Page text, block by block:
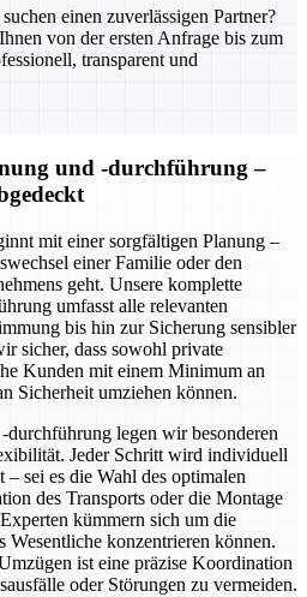
einen zuverlässigen Partner?
von der ersten Anfrage bis zum
transparent und
und -durchführung –
mit einer sorgfältigen Planung –
einer Familie oder den
geht. Unsere komplette
umfasst alle relevanten
bis hin zur Sicherung sensibler
sicher, dass sowohl private
Kunden mit einem Minimum an
Sicherheit umziehen können.
legen wir besonderen
Jeder Schritt wird individuell
– sei es die Wahl des optimalen
des Transports oder die Montage
kümmern sich um die
Wesentliche konzentrieren können.
ist eine präzise Koordination
oder Störungen zu vermeiden.